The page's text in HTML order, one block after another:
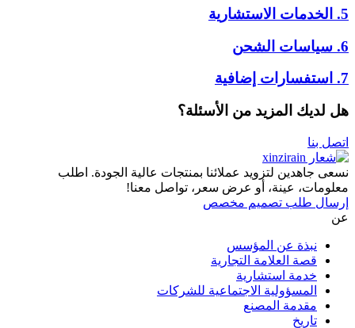
5. الخدمات الاستشارية
6. سياسات الشحن
7. استفسارات إضافية
هل لديك المزيد من الأسئلة؟
اتصل بنا
نسعى جاهدين لتزويد عملائنا بمنتجات عالية الجودة. اطلب
معلومات، عينة، أو عرض سعر، تواصل معنا!
إرسال طلب تصميم مخصص
عن
نبذة عن المؤسس
قصة العلامة التجارية
خدمة استشارية
المسؤولية الاجتماعية للشركات
مقدمة المصنع
تاريخ